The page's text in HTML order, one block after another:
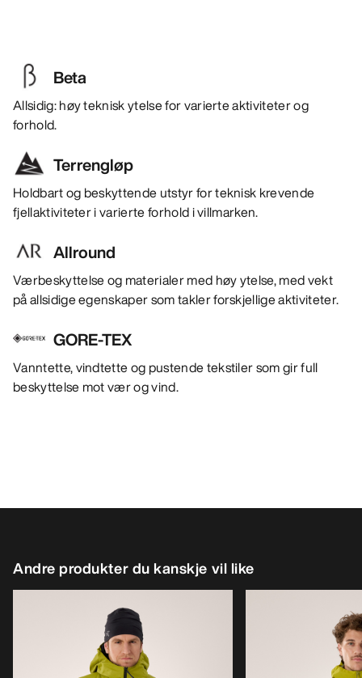
Beta
Allsidig: høy teknisk ytelse for varierte aktiviteter og
forhold.
Terrengløp
Holdbart og beskyttende utstyr for teknisk krevende
fjellaktiviteter i varierte forhold i villmarken.
Allround
Værbeskyttelse og materialer med høy ytelse, med vekt
på allsidige egenskaper som takler forskjellige aktiviteter.
GORE-TEX
Vanntette, vindtette og pustende tekstiler som gir full
beskyttelse mot vær og vind.
Andre produkter du kanskje vil like